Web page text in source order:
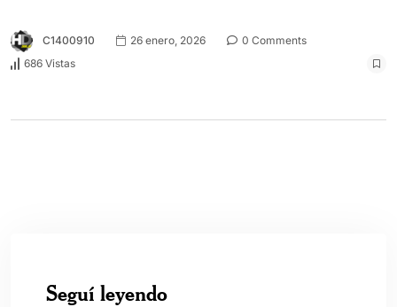
C1400910 26 enero, 2026
0 Comments
686 Vistas
Seguí leyendo